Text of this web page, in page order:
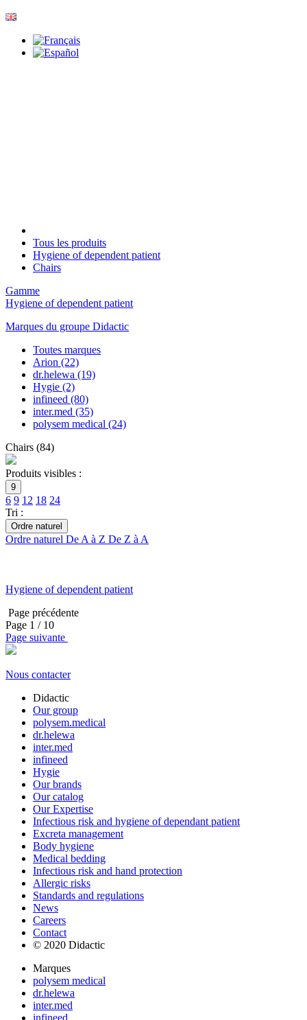
Tous les produits
Hygiene of dependent patient
Chairs
Gamme
Hygiene of dependent patient
Marques du groupe Didactic
Toutes marques
Arion (22)
dr.helewa (19)
Hygie (2)
infineed (80)
inter.med (35)
polysem medical (24)
Chairs (84)
Produits visibles :
9
6 9 12 18 24
Tri :
Ordre naturel
Ordre naturel De A à Z De Z à A
Hygiene of dependent patient
Page précédente
Page 1 / 10
Page suivante
Nous contacter
Didactic
Our group
polysem.medical
dr.helewa
inter.med
infineed
Hygie
Our brands
Our catalog
Our Expertise
Infectious risk and hygiene of dependant patient
Excreta management
Body hygiene
Medical bedding
Infectious risk and hand protection
Allergic risks
Standards and regulations
News
Careers
Contact
© 2020 Didactic
Marques
polysem medical
dr.helewa
inter.med
infineed